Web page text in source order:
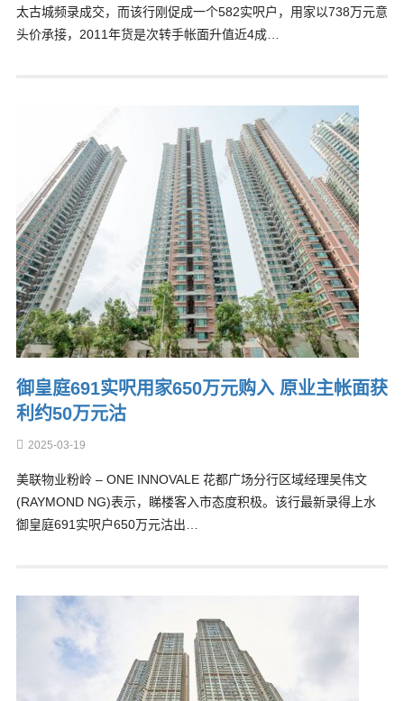
太古城频录成交，而该行刚促成一个582实呎户，用家以738万元意
头价承接，2011年货是次转手帐面升值近4成…
御皇庭691实呎用家650万元购入 原业主帐面获
利约50万元沽
2025-03-19
美联物业粉岭 – ONE INNOVALE 花都广场分行区域经理吴伟文
(RAYMOND NG)表示，睇楼客入市态度积极。该行最新录得上水
御皇庭691实呎户650万元沽出…